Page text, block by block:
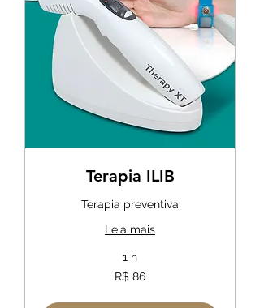
Terapia ILIB
Terapia preventiva
Leia mais
1 h
R$ 86